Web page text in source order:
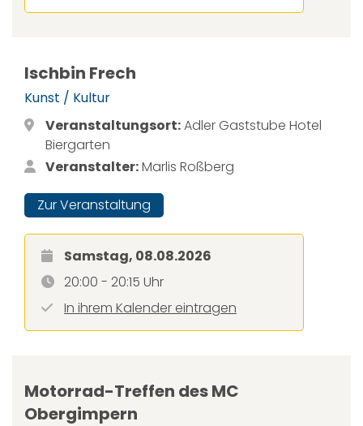
Ischbin Frech
Kunst / Kultur
Veranstaltungsort:Adler Gaststube Hotel
Biergarten
Veranstalter:Marlis Roßberg
Zur Veranstaltung
Samstag, 08.08.2026
20:00 - 20:15 Uhr
In ihrem Kalender eintragen
Motorrad-Treffen des MC
Obergimpern